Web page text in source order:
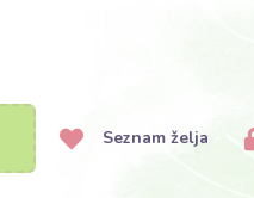
Seznam želja